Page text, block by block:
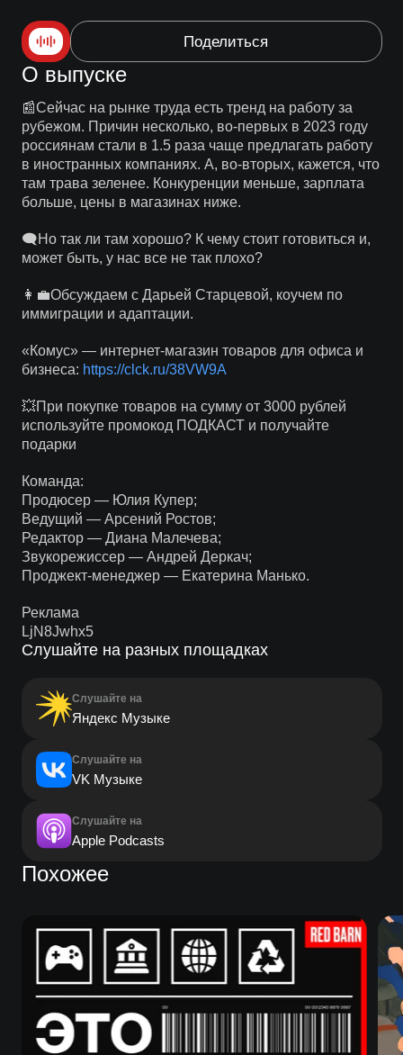
Поделиться
О выпуске
📰Сейчас на рынке труда есть тренд на работу за
рубежом. Причин несколько, во-первых в 2023 году
россиянам стали в 1.5 раза чаще предлагать работу
в иностранных компаниях. А, во-вторых, кажется, что
там трава зеленее. Конкуренции меньше, зарплата
больше, цены в магазинах ниже.
🗨Но так ли там хорошо? К чему стоит готовиться и,
может быть, у нас все не так плохо?
👩‍💼Обсуждаем с Дарьей Старцевой, коучем по
иммиграции и адаптации.
«Комус» — интернет-магазин товаров для офиса и
бизнеса: https://clck.ru/38VW9A
💥При покупке товаров на сумму от 3000 рублей
используйте промокод ПОДКАСТ и получайте
подарки
Команда:
Продюсер — Юлия Купер;
Ведущий — Арсений Ростов;
Редактор — Диана Малечева;
Звукорежиссер — Андрей Деркач;
Проджект-менеджер — Екатерина Манько.
Реклама
LjN8Jwhx5
Слушайте на разных площадках
Слушайте на
Яндекс Музыке
Слушайте на
VK Музыке
Слушайте на
Apple Podcasts
Похожее